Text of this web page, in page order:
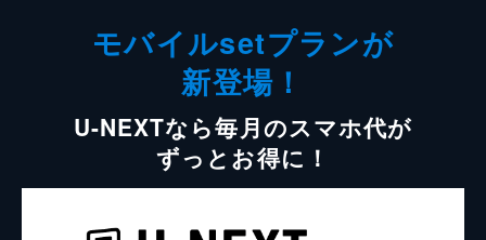
モバイルsetプランが
新登場！
U-NEXTなら毎月のスマホ代が
ずっとお得に！